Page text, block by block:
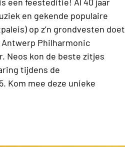
en gekende populaire
op z’n grondvesten doet
Philharmonic
Neos kon de beste zitjes
tijdens de
Kom mee deze unieke